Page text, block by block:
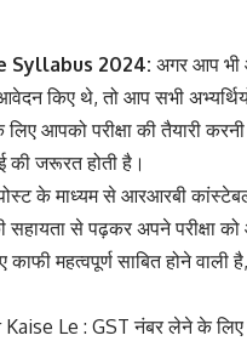
Syllabus 2024:अगर आप भी
किए थे, तो आप सभी
आपको परीक्षा की तैयारी
की जरूरत होती है।
के माध्यम से आरआरबी कांस्टेबल
से पढ़कर अपने परीक्षा को
महत्वपूर्ण साबित होने
Le : GST नंबर लेने के